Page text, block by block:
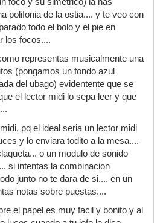
polifonia de la ostia.... y te veo con
todo el bolo y el pie en
los focos....
representas musicalmente una
(pongamos un fondo azul
del ubago) evidentente que se
el lector midi lo sepa leer y que
pq el ideal seria un lector midi
y lo enviara todito a la mesa....
o un modulo de sonido
si intentas la combinacion
junto no te dara de si.... en un
notas sobre puestas....
el papel es muy facil y bonito y al